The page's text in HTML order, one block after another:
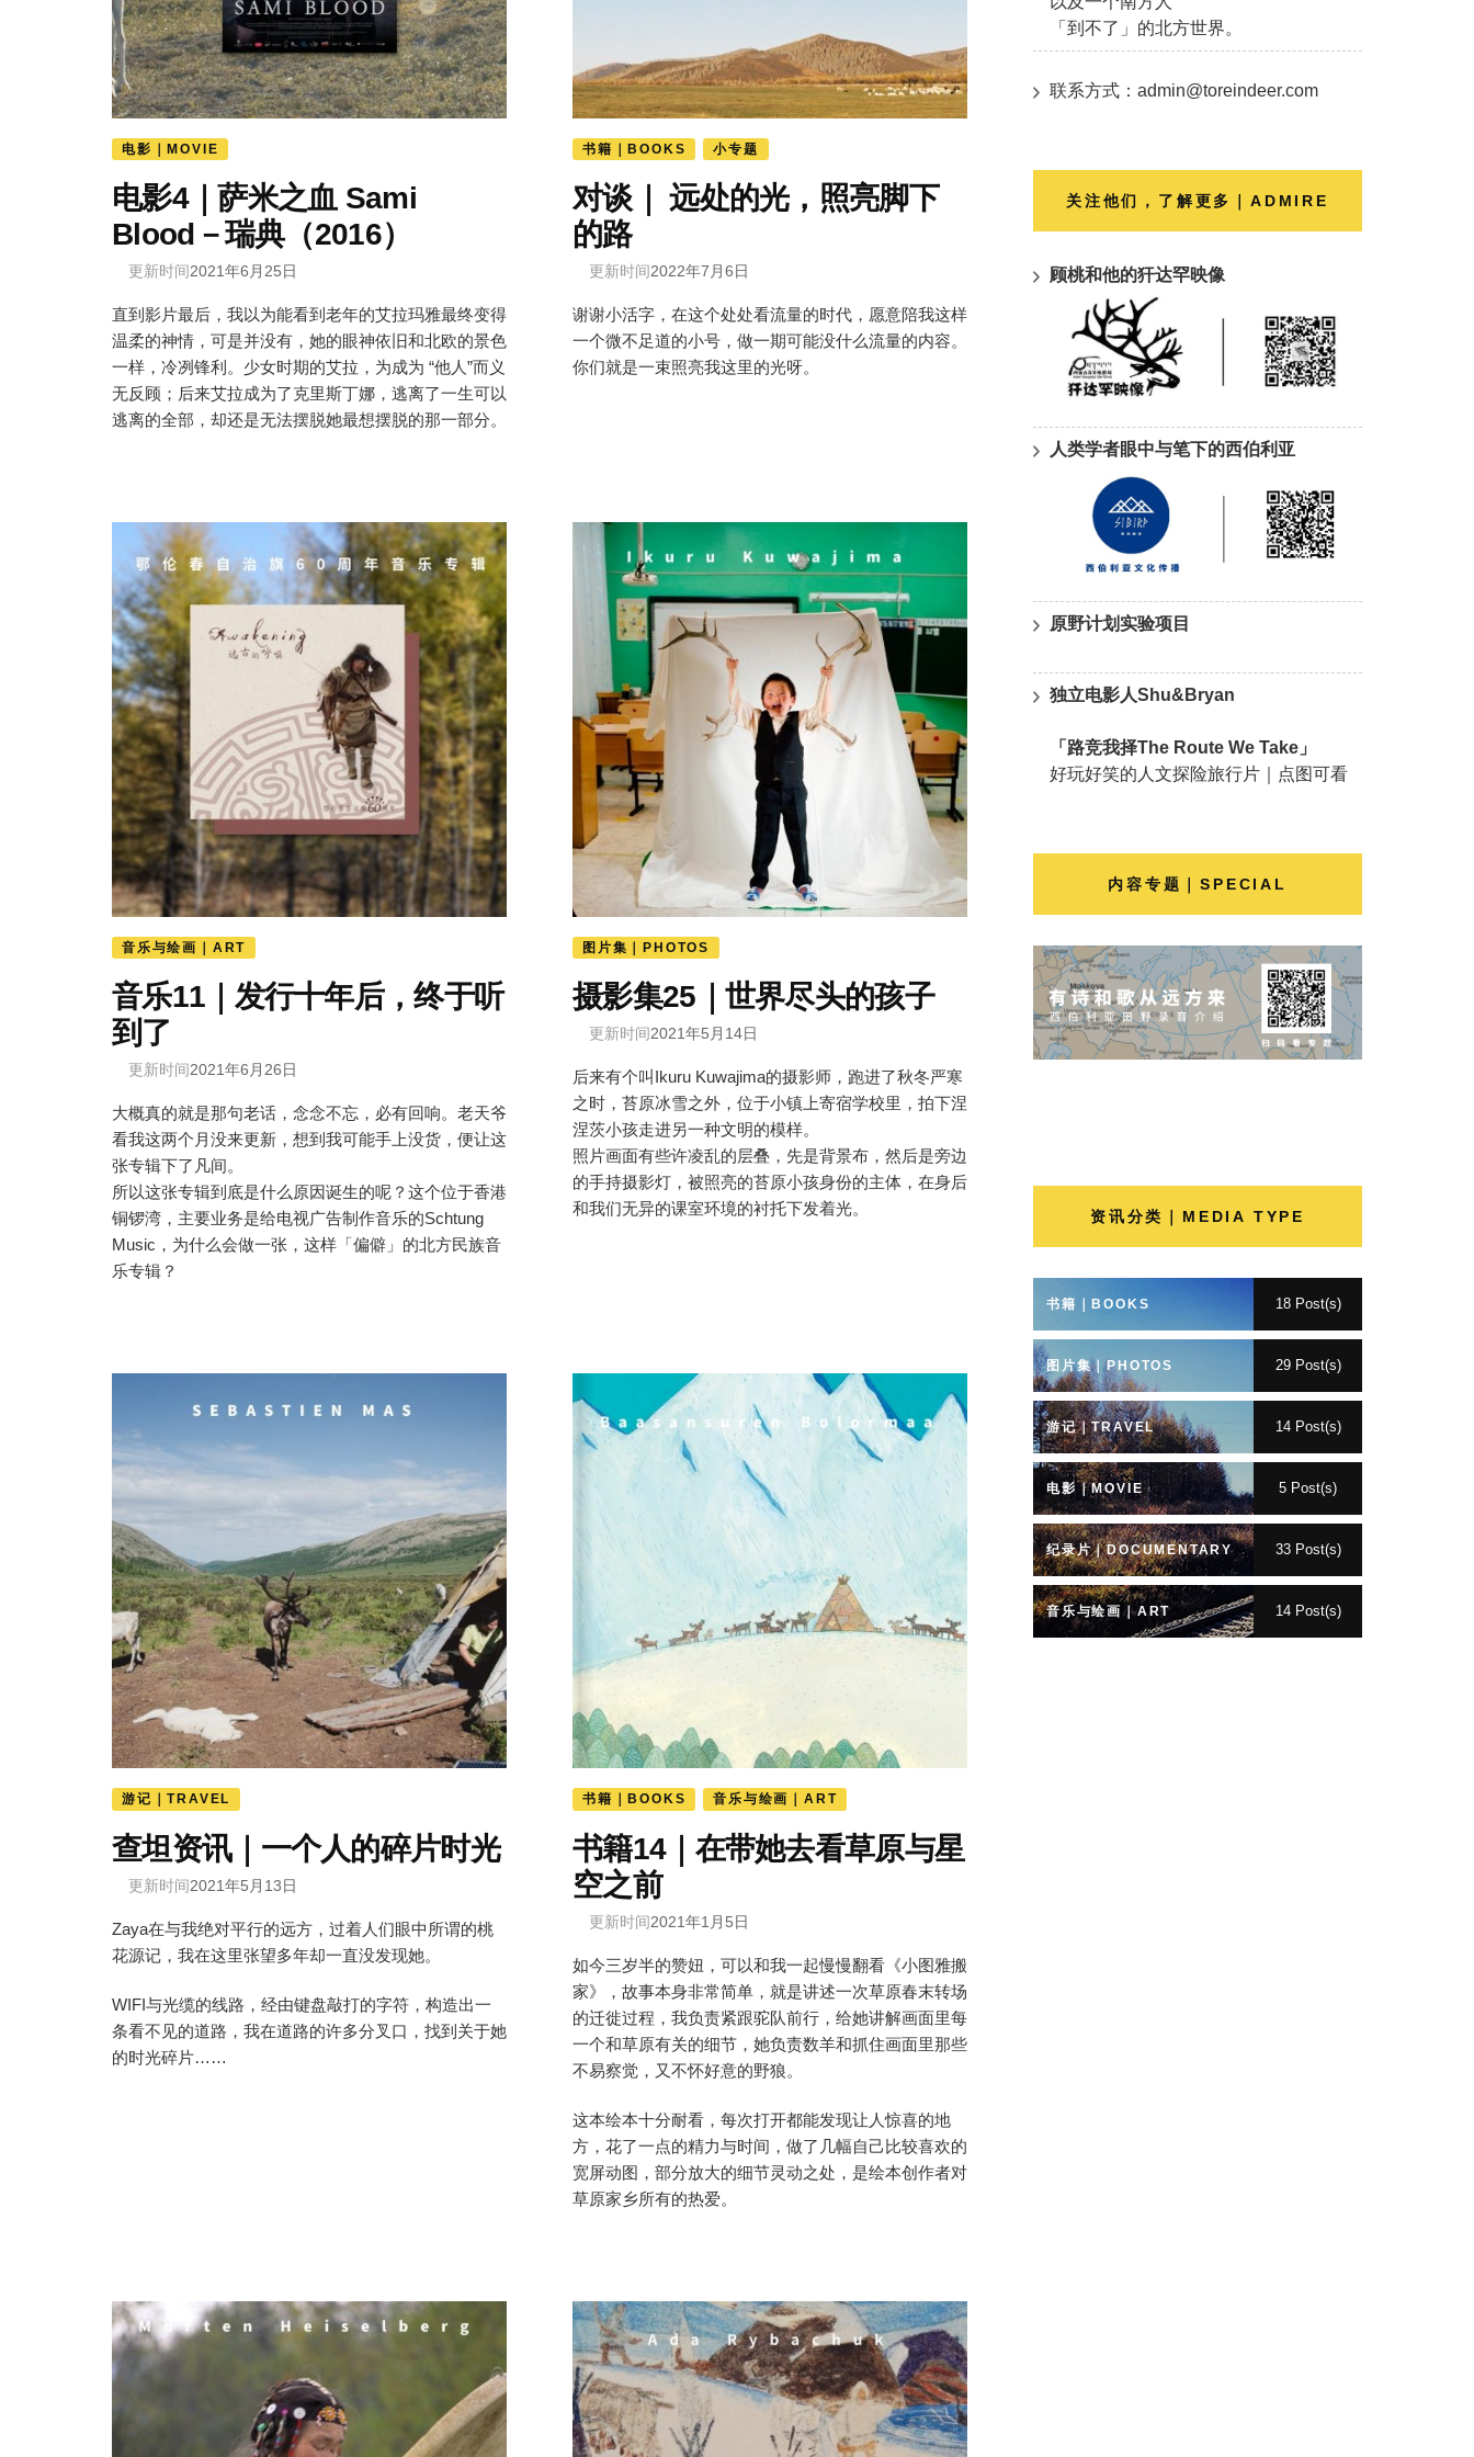
电影｜MOVIE
电影4｜萨米之血 Sami
Blood－瑞典（2016）
更新时间2021年6月25日
直到影片最后，我以为能看到老年的艾拉玛雅最终变得
温柔的神情，可是并没有，她的眼神依旧和北欧的景色
一样，冷冽锋利。少女时期的艾拉，为成为 “他人”而义
无反顾；后来艾拉成为了克里斯丁娜，逃离了一生可以
逃离的全部，却还是无法摆脱她最想摆脱的那一部分。
书籍｜BOOKS 小专题
对谈｜ 远处的光，照亮脚下
的路
更新时间2022年7月6日
谢谢小活字，在这个处处看流量的时代，愿意陪我这样
一个微不足道的小号，做一期可能没什么流量的内容。
你们就是一束照亮我这里的光呀。
音乐与绘画｜ART
音乐11｜发行十年后，终于听
到了
更新时间2021年6月26日
大概真的就是那句老话，念念不忘，必有回响。老天爷
看我这两个月没来更新，想到我可能手上没货，便让这
张专辑下了凡间。
所以这张专辑到底是什么原因诞生的呢？这个位于香港
铜锣湾，主要业务是给电视广告制作音乐的Schtung
Music，为什么会做一张，这样「偏僻」的北方民族音
乐专辑？
图片集｜PHOTOS
摄影集25｜世界尽头的孩子
更新时间2021年5月14日
后来有个叫Ikuru Kuwajima的摄影师，跑进了秋冬严寒
之时，苔原冰雪之外，位于小镇上寄宿学校里，拍下涅
涅茨小孩走进另一种文明的模样。
照片画面有些许凌乱的层叠，先是背景布，然后是旁边
的手持摄影灯，被照亮的苔原小孩身份的主体，在身后
和我们无异的课室环境的衬托下发着光。
游记｜TRAVEL
查坦资讯｜一个人的碎片时光
更新时间2021年5月13日
Zaya在与我绝对平行的远方，过着人们眼中所谓的桃
花源记，我在这里张望多年却一直没发现她。
WIFI与光缆的线路，经由键盘敲打的字符，构造出一
条看不见的道路，我在道路的许多分叉口，找到关于她
的时光碎片……
书籍｜BOOKS 音乐与绘画｜ART
书籍14｜在带她去看草原与星
空之前
更新时间2021年1月5日
如今三岁半的赞妞，可以和我一起慢慢翻看《小图雅搬
家》，故事本身非常简单，就是讲述一次草原春末转场
的迁徙过程，我负责紧跟驼队前行，给她讲解画面里每
一个和草原有关的细节，她负责数羊和抓住画面里那些
不易察觉，又不怀好意的野狼。
这本绘本十分耐看，每次打开都能发现让人惊喜的地
方，花了一点的精力与时间，做了几幅自己比较喜欢的
宽屏动图，部分放大的细节灵动之处，是绘本创作者对
草原家乡所有的热爱。
「到不了」的北方世界。
联系方式：admin@toreindeer.com
关注他们，了解更多｜ADMIRE
顾桃和他的犴达罕映像
人类学者眼中与笔下的西伯利亚
原野计划实验项目
独立电影人Shu&Bryan
「路竞我择The Route We Take」
好玩好笑的人文探险旅行片｜点图可看
内容专题｜SPECIAL
资讯分类｜MEDIA TYPE
书籍｜BOOKS 18 Post(s)
图片集｜PHOTOS 29 Post(s)
游记｜TRAVEL 14 Post(s)
电影｜MOVIE 5 Post(s)
纪录片｜DOCUMENTARY 33 Post(s)
音乐与绘画｜ART 14 Post(s)